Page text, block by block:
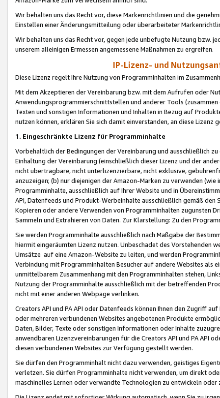
Wir behalten uns das Recht vor, diese Markenrichtlinien und die
Einstellen einer Änderungsmitteilung oder überarbeiteter
Wir behalten uns das Recht vor, gegen jede unbefugte Nutzung bzw.
unserem alleinigen Ermessen angemessene Maßnahmen zu ergreifen.
IP-Lizenz- und
Diese Lizenz regelt Ihre Nutzung von Programminhalten im
Mit dem Akzeptieren der Vereinbarung bzw. mit dem Aufrufen oder
Anwendungsprogrammierschnittstellen und anderer Tools (zusammen
Texten und sonstigen Informationen und Inhalten in Bezug auf
nutzen können, erklären Sie sich damit einverstanden, an diese Lizenz
1. Eingeschränkte Lizenz für Programminhalte
Vorbehaltlich der Bedingungen der Vereinbarung und ausschließlich
Einhaltung der Vereinbarung (einschließlich dieser Lizenz und der
nicht übertragbare, nicht unterlizenzierbare, nicht exklusive,
anzuzeigen; (b) nur diejenigen der Amazon-Marken zu verwenden
Programminhalte, ausschließlich auf Ihrer Website und in
API, Datenfeeds und Produkt-Werbeinhalte ausschließlich gemäß
Kopieren oder andere Verwenden von Programminhalten zugunsten
Sammeln und Extrahieren von Daten. Zur Klarstellung: Zu den
Sie werden Programminhalte ausschließlich nach Maßgabe der
hiermit eingeräumten Lizenz nutzen. Unbeschadet des Vorstehenden
Umsätze auf eine Amazon-Website zu leiten, und werden
Verbindung mit Programminhalten Besucher auf andere Websites als
unmittelbarem Zusammenhang mit den Programminhalten stehen,
Nutzung der Programminhalte ausschließlich mit der betreffenden
nicht mit einer anderen Webpage verlinken.
Creators API und PA API oder Datenfeeds können Ihnen den Zugriff
oder mehreren verbundenen Websites angebotenen Produkte
Daten, Bilder, Texte oder sonstigen Informationen oder Inhalte
anwendbaren Lizenzvereinbarungen für die Creators API und PA API
diesen verbundenen Websites zur Verfügung gestellt werden.
Sie dürfen den Programminhalt nicht dazu verwenden, geistiges
verletzen. Sie dürfen Programminhalte nicht verwenden, um direkt
maschinelles Lernen oder verwandte Technologien zu entwickeln